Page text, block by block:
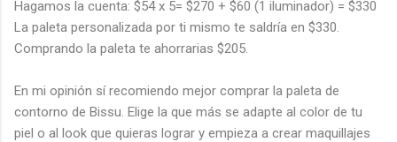
Hagamos la cuenta: $54 x 5= $270 + $60 (1 iluminador) = $330
La paleta personalizada por ti mismo te saldría en $330.
Comprando la paleta te ahorrarias $205.
En mi opinión sí recomiendo mejor comprar la paleta de
contorno de Bissu. Elige la que más se adapte al color de tu
piel o al look que quieras lograr y empieza a crear maquillajes